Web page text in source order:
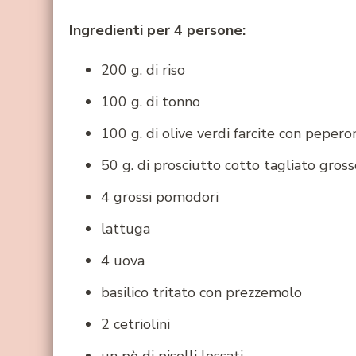
Ingredienti per 4 persone:
200 g. di riso
100 g. di tonno
100 g. di olive verdi farcite con
50 g. di prosciutto cotto tagliato
4 grossi pomodori
lattuga
4 uova
basilico tritato con prezzemolo
2 cetriolini